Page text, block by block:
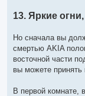
13. Яркие
Но сначала вы
смертью AKIA
восточной части
вы можете принять
В первой комнате,